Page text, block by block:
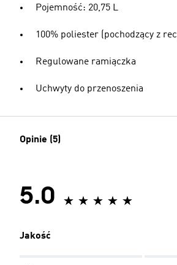
Pojemność: 20,75 L
100% poliester (pochodzący z
Regulowane ramiączka
Uchwyty do przenoszenia
Opinie (5)
5.0
Jakość